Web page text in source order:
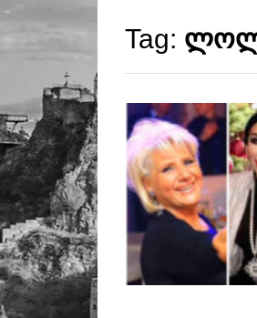
Tag: